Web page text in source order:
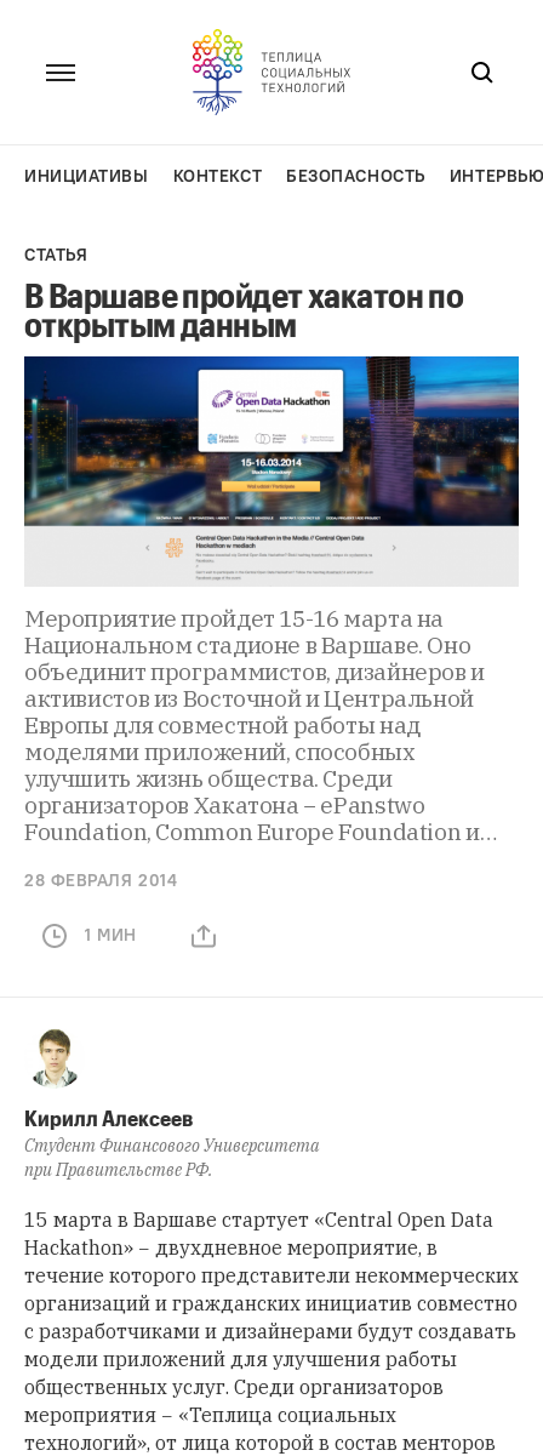
ИНИЦИАТИВЫ КОНТЕКСТ БЕЗОПАСНОСТЬ
СТАТЬЯ
В Варшаве пройдет хакатон по
открытым данным
Мероприятие пройдет 15-16 марта на
Национальном стадионе в Варшаве. Оно
объединит программистов, дизайнеров и
активистов из Восточной и Центральной
Европы для совместной работы над
моделями приложений, способных
улучшить жизнь общества. Среди
организаторов Хакатона − ePanstwo
Foundation, Common Europe Foundation и…
28 ФЕВРАЛЯ 2014
1 МИН
Кирилл Алексеев
Студент Финансового Университета
при Правительстве РФ.
15 марта в Варшаве стартует «Central Open Data
Hackathon» − двухдневное мероприятие, в
течение которого представители некоммерческих
организаций и гражданских инициатив совместно
с разработчиками и дизайнерами будут создавать
модели приложений для улучшения работы
общественных услуг. Среди организаторов
мероприятия − «Теплица социальных
технологий», от лица которой в состав менторов